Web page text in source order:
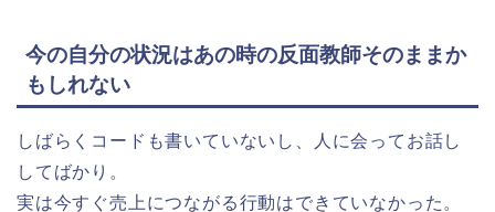
今の自分の状況はあの時の反面教師そのままか
もしれない
しばらくコードも書いていないし、人に会ってお話し
してばかり。
実は今すぐ売上につながる行動はできていなかった。